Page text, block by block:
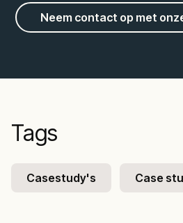
Neem contact op met
Tags
Casestudy's Case